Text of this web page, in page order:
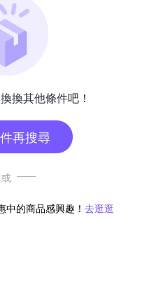
換其他條件吧！
再搜尋
或
的商品感興趣！ 去逛逛